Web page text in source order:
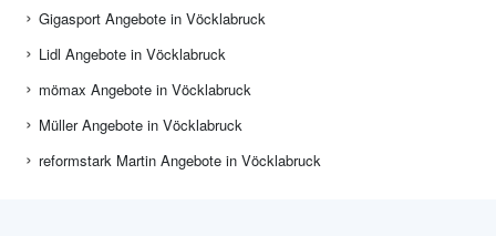
Gigasport Angebote in Vöcklabruck
Lidl Angebote in Vöcklabruck
mömax Angebote in Vöcklabruck
Müller Angebote in Vöcklabruck
reformstark Martin Angebote in Vöcklabruck